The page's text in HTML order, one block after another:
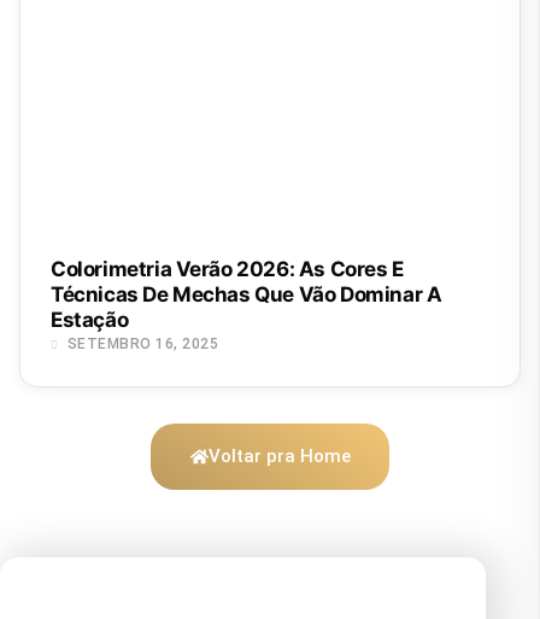
Colorimetria Verão 2026: As Cores E
Técnicas De Mechas Que Vão Dominar A
Estação
SETEMBRO 16, 2025
Voltar pra Home